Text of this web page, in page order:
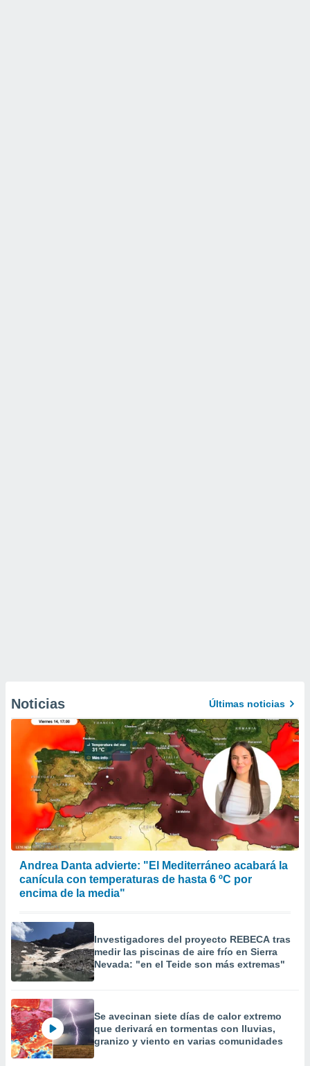
Noticias Últimas noticias
Andrea Danta advierte: "El Mediterráneo acabará la
canícula con temperaturas de hasta 6 ºC por
encima de la media"
Investigadores del proyecto REBECA tras
medir las piscinas de aire frío en Sierra
Nevada: "en el Teide son más extremas"
Se avecinan siete días de calor extremo
que derivará en tormentas con lluvias,
granizo y viento en varias comunidades